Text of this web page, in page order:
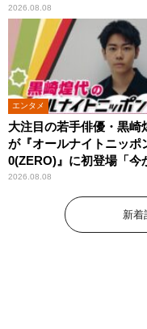
いです」
2026.08.08
エンタメ
大注目の若手俳優・黒崎
が『オールナイトニッポ
0(ZERO)』に初登場「今
とてもワクワクしておりま
2026.08.08
新着